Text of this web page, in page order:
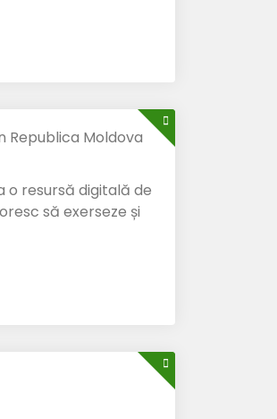
Republica Moldova
o resursă digitală de
să exerseze și